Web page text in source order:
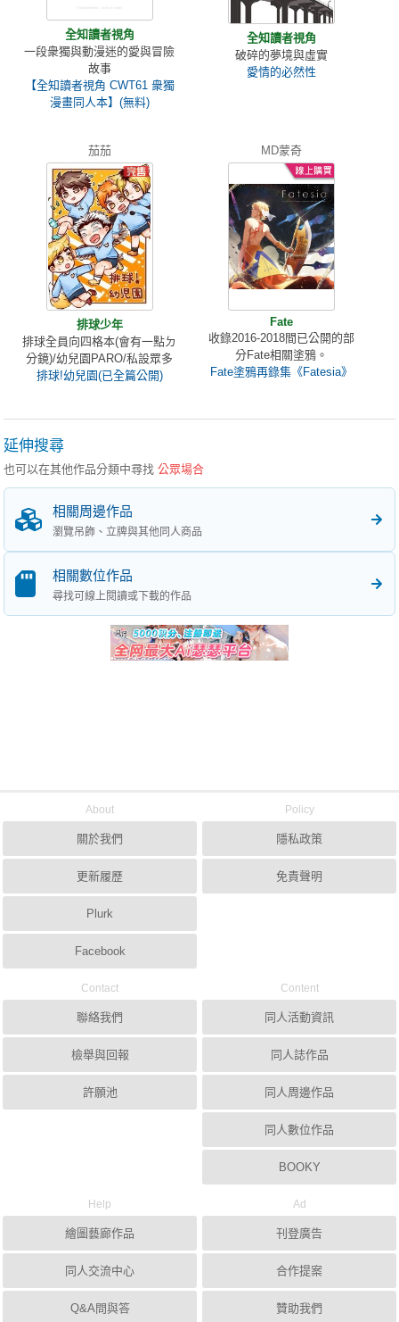
全知讀者視角
一段衆獨與動漫迷的愛與冒險
故事
【全知讀者視角 CWT61 衆獨
漫畫同人本】(無料)
全知讀者視角
破碎的夢境與虛實
愛情的必然性
茄茄
排球少年
排球全員向四格本(會有一點ㄉ
分鏡)/幼兒園PARO/私設眾多
排球!幼兒園(已全篇公開)
MD蒙奇
Fate
收錄2016-2018間已公開的部
分Fate相關塗鴉。
Fate塗鴉再錄集《Fatesia》
延伸搜尋
也可以在其他作品分類中尋找公眾場合
相關周邊作品
瀏覽吊飾、立牌與其他同人商品
相關數位作品
尋找可線上閱讀或下載的作品
About
關於我們
更新履歷
Plurk
Facebook
Policy
隱私政策
免責聲明
Contact
聯絡我們
檢舉與回報
許願池
Content
同人活動資訊
同人誌作品
同人周邊作品
同人數位作品
BOOKY
Help
繪圖藝廊作品
同人交流中心
Q&A問與答
Ad
刊登廣告
合作提案
贊助我們